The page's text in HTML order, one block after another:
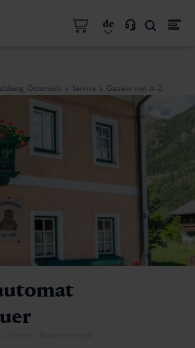
de
Österreich Service Gastein von A-Z